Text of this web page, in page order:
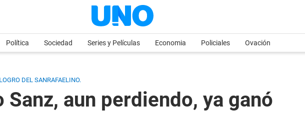
Política Sociedad Series y Películas Economia Policiales Ovación
DEL SANRAFAELINO.
aun perdiendo, ya ganó